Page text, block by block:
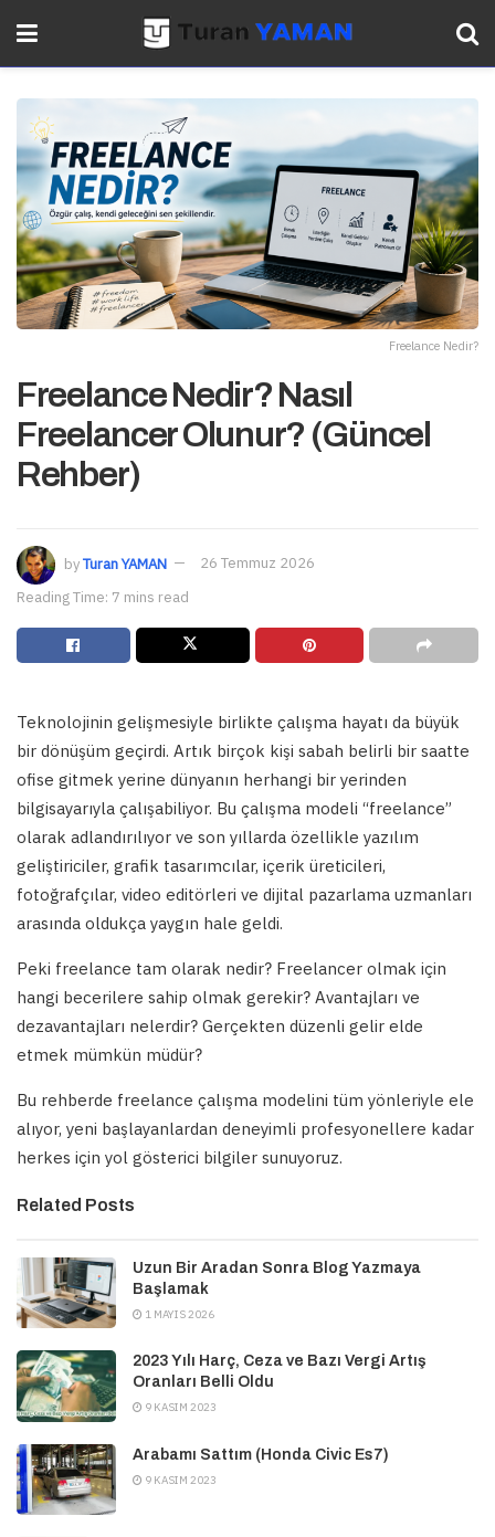
Freelance Nedir?
Freelance Nedir? Nasıl
Freelancer Olunur? (Güncel
Rehber)
byTuran YAMAN
26 Temmuz 2026
Reading Time: 7 mins read
Teknolojinin gelişmesiyle birlikte çalışma hayatı da büyük
bir dönüşüm geçirdi. Artık birçok kişi sabah belirli bir saatte
ofise gitmek yerine dünyanın herhangi bir yerinden
bilgisayarıyla çalışabiliyor. Bu çalışma modeli “freelance”
olarak adlandırılıyor ve son yıllarda özellikle yazılım
geliştiriciler, grafik tasarımcılar, içerik üreticileri,
fotoğrafçılar, video editörleri ve dijital pazarlama uzmanları
arasında oldukça yaygın hale geldi.
Peki freelance tam olarak nedir? Freelancer olmak için
hangi becerilere sahip olmak gerekir? Avantajları ve
dezavantajları nelerdir? Gerçekten düzenli gelir elde
etmek mümkün müdür?
Bu rehberde freelance çalışma modelini tüm yönleriyle ele
alıyor, yeni başlayanlardan deneyimli profesyonellere kadar
herkes için yol gösterici bilgiler sunuyoruz.
Related Posts
Uzun Bir Aradan Sonra Blog Yazmaya
Başlamak
1 MAYIS 2026
2023 Yılı Harç, Ceza ve Bazı Vergi Artış
Oranları Belli Oldu
9 KASIM 2023
Arabamı Sattım (Honda Civic Es7)
9 KASIM 2023